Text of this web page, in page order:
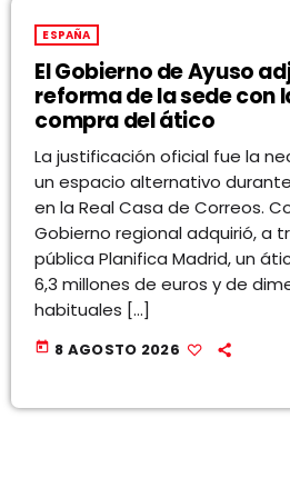
ESPAÑA
El Gobierno de Ayuso
reforma de la sede con
compra del ático
La justificación oficial fue la
un espacio alternativo
en la Real Casa de Correos.
Gobierno regional adquirió, a
pública Planifica Madrid, un
6,3 millones de euros y de
habituales […]
today 8 AGOSTO 2026